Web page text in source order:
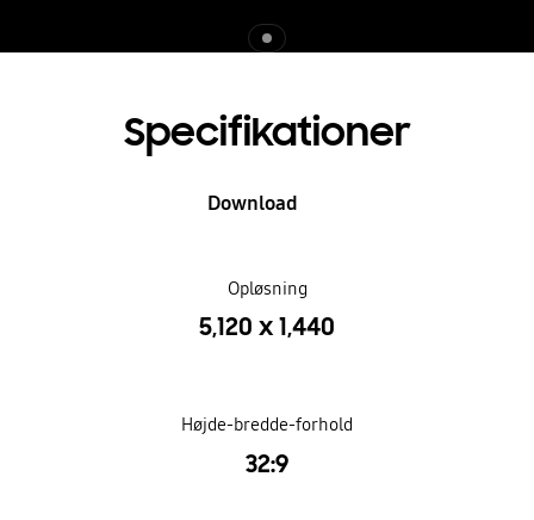
Specifikationer
Download
Opløsning
5,120 x 1,440
Højde-bredde-forhold
32:9